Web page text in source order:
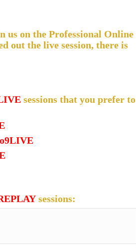
us on the Professional Online
out the live session, there is
sessions that you prefer to
sessions: